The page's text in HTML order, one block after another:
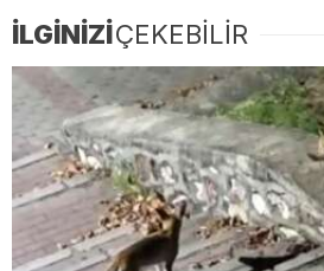
İLGİNİZİÇEKEBİLİR